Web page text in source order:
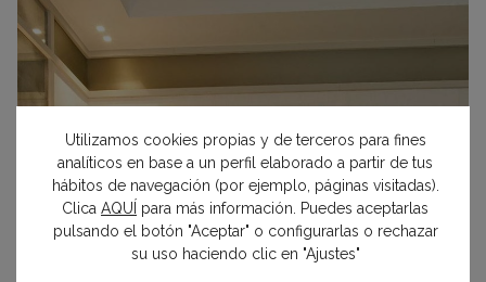
Utilizamos cookies propias y de terceros para fines
analíticos en base a un perfil elaborado a partir de tus
hábitos de navegación (por ejemplo, páginas visitadas).
Clica AQUÍ para más información. Puedes aceptarlas
pulsando el botón "Aceptar" o configurarlas o rechazar
su uso haciendo clic en "Ajustes"